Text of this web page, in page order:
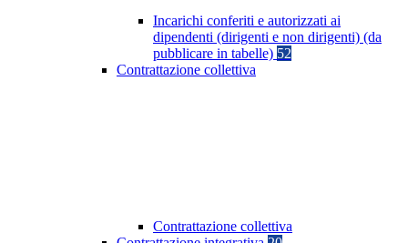
Incarichi conferiti e autorizzati ai
dipendenti (dirigenti e non dirigenti) (da
pubblicare in tabelle) 52
Contrattazione collettiva
Contrattazione collettiva